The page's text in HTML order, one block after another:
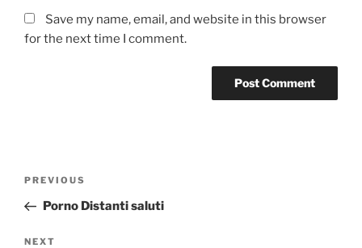
Save my name, email, and website in this browser
for the next time I comment.
Previous
Post
PREVIOUS
Porno Distanti saluti
Next
NEXT